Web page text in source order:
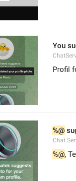
You
Profil
%@
%@,